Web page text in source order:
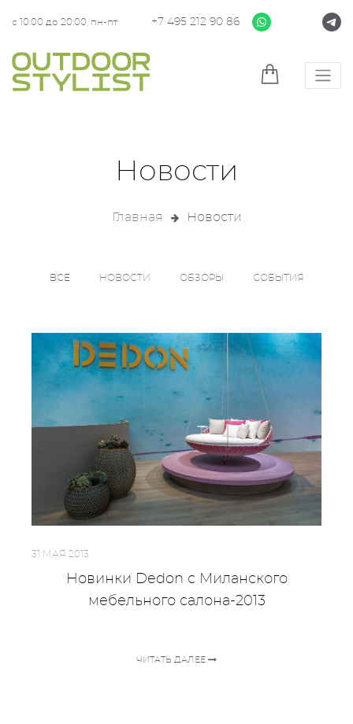
с 10:00 до 20:00, пн-пт +7 495 212 90 86
Новости
Главная Новости
ВСЕ НОВОСТИ ОБЗОРЫ СОБЫТИЯ
31 МАЯ 2013
Новинки Dedon с Миланского
мебельного салона-2013
ЧИТАТЬ ДАЛЕЕ